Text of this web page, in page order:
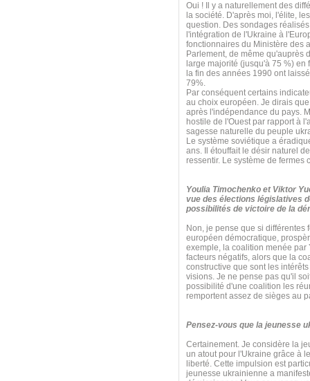
Oui ! Il y a naturellement des
la société. D'après moi, l'élite,
question. Des sondages
l'intégration de l'Ukraine à
fonctionnaires du Ministère des
Parlement, de même qu'auprès
large majorité (jusqu'à 75 %)
la fin des années 1990 ont
79%.
Par conséquent certains
au choix européen. Je dirais
après l'indépendance du pays.
hostile de l'Ouest par rapport à
sagesse naturelle du peuple
Le système soviétique a
ans. Il étouffait le désir naturel
ressentir. Le système de
Youlia Timochenko et Viktor
vue des élections législatives
possibilités de victoire de la
Non, je pense que si différentes
européen démocratique,
exemple, la coalition menée par
facteurs négatifs, alors que la
constructive que sont les
visions. Je ne pense pas qu'il
possibilité d'une coalition les
remportent assez de sièges au
Pensez-vous que la jeunesse
Certainement. Je considère la
un atout pour l'Ukraine grâce à
liberté. Cette impulsion est
jeunesse ukrainienne a